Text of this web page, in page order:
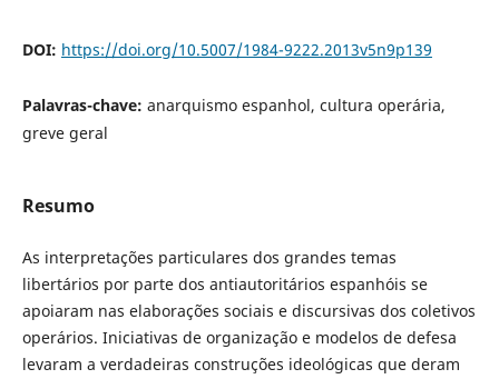
DOI: https://doi.org/10.5007/1984-9222.2013v5n9p139
Palavras-chave: anarquismo espanhol, cultura operária,
greve geral
Resumo
As interpretações particulares dos grandes temas
libertários por parte dos antiautoritários espanhóis se
apoiaram nas elaborações sociais e discursivas dos coletivos
operários. Iniciativas de organização e modelos de defesa
levaram a verdadeiras construções ideológicas que deram